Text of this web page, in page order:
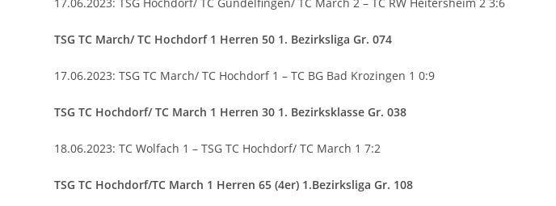
TSG TC March/ TC Hochdorf 1 Herren 50 1. Bezirksliga Gr. 074
17.06.2023: TSG TC March/ TC Hochdorf 1 – TC BG Bad Krozingen 1 0:9
TSG TC Hochdorf/ TC March 1 Herren 30 1. Bezirksklasse Gr. 038
18.06.2023: TC Wolfach 1 – TSG TC Hochdorf/ TC March 1 7:2
TSG TC Hochdorf/TC March 1 Herren 65 (4er) 1.Bezirksliga Gr. 108